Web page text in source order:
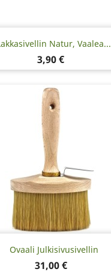
Natur, Vaalea...
Hinta
3,90 €
Pikakatselu
Ovaali Julkisivusivellin
Hinta
31,00 €
Pikakatselu